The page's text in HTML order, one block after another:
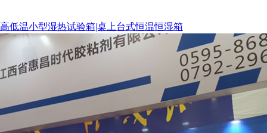
高低温小型湿热试验箱|桌上台式恒温恒湿箱